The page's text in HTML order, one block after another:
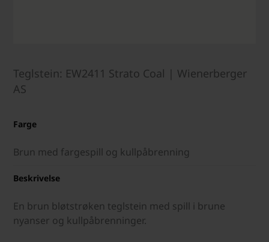
Teglstein: EW2411 Strato Coal | Wienerberger
AS
Farge
Brun med fargespill og kullpåbrenning
Beskrivelse
En brun bløtstrøken teglstein med spill i brune
nyanser og kullpåbrenninger.